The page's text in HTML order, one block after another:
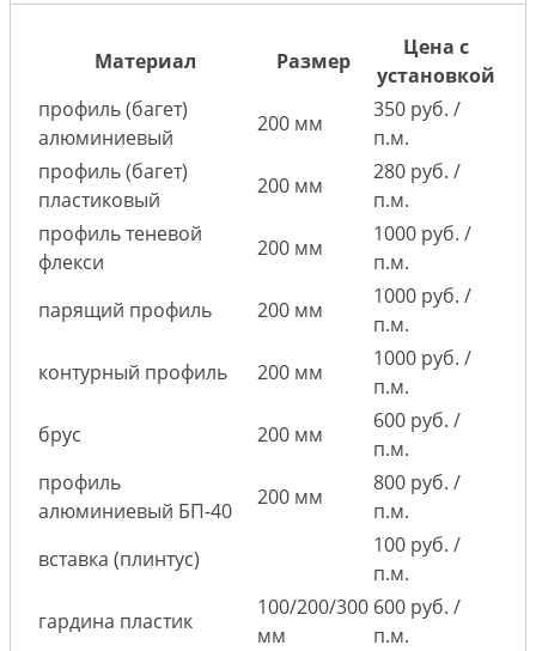
Материал Размер
Цена с
установкой
профиль (багет)
алюминиевый
200 мм
350 руб. /
п.м.
профиль (багет)
пластиковый
200 мм
280 руб. /
п.м.
профиль теневой
флекси
200 мм
1000 руб. /
п.м.
парящий профиль
200 мм
1000 руб. /
п.м.
контурный профиль
200 мм
1000 руб. /
п.м.
брус
200 мм
600 руб. /
п.м.
профиль
алюминиевый БП-40
200 мм
800 руб. /
п.м.
вставка (плинтус)
100 руб. /
п.м.
гардина пластик
100/200/300
мм
600 руб. /
п.м.